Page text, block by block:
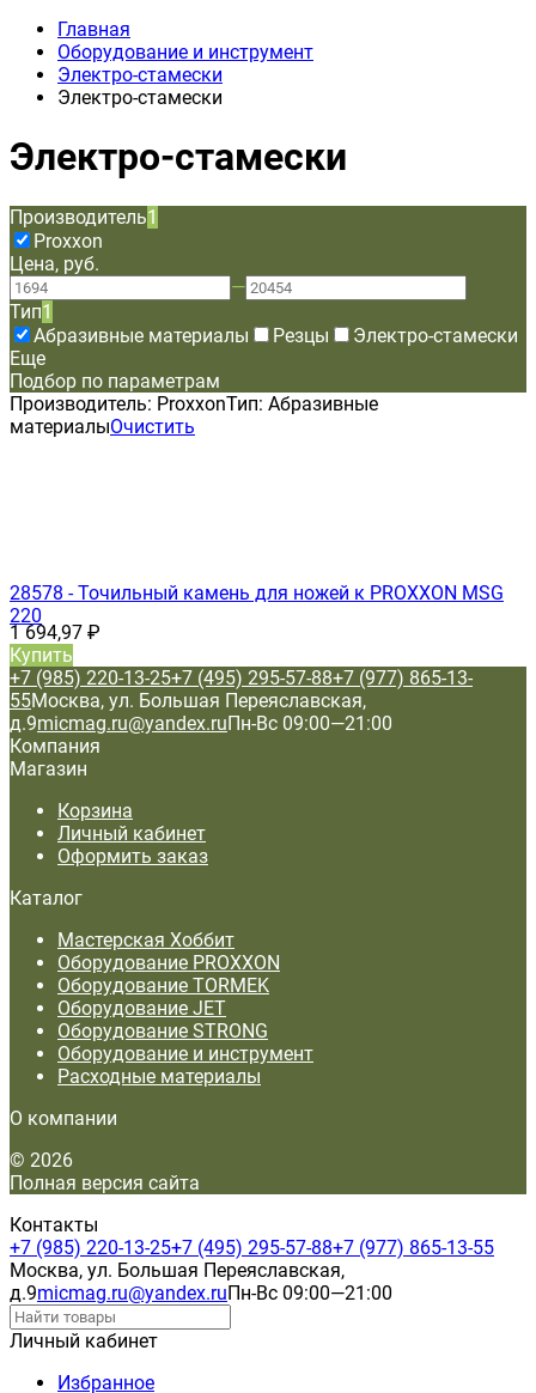
Главная
Оборудование и инструмент
Электро-стамески
Электро-стамески
Электро-стамески
Производитель1
Proxxon
Цена, руб.
—
Тип1
Абразивные материалы
Резцы
Электро-стамески
Еще
Подбор по параметрам
Производитель: ProxxonТип: Абразивные
материалыОчистить
28578 - Точильный камень для ножей к PROXXON MSG
220
1 694,97 ₽
Купить
+7 (985) 220-13-25+7 (495) 295-57-88+7 (977) 865-13-
55Москва, ул. Большая Переяславская,
д.9micmag.ru@yandex.ruПн-Вс 09:00—21:00
Компания
Магазин
Корзина
Личный кабинет
Оформить заказ
Каталог
Мастерская Хоббит
Оборудование PROXXON
Оборудование TORMEK
Оборудование JET
Оборудование STRONG
Оборудование и инструмент
Расходные материалы
О компании
© 2026
Полная версия сайта
Контакты
+7 (985) 220-13-25+7 (495) 295-57-88+7 (977) 865-13-55
Москва, ул. Большая Переяславская,
д.9micmag.ru@yandex.ruПн-Вс 09:00—21:00
Личный кабинет
Избранное